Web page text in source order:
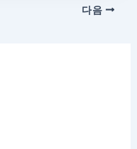
다음